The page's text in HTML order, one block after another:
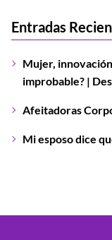
Entradas
Mujer,
improbable? |
Afeitadoras
Mi esposo dice